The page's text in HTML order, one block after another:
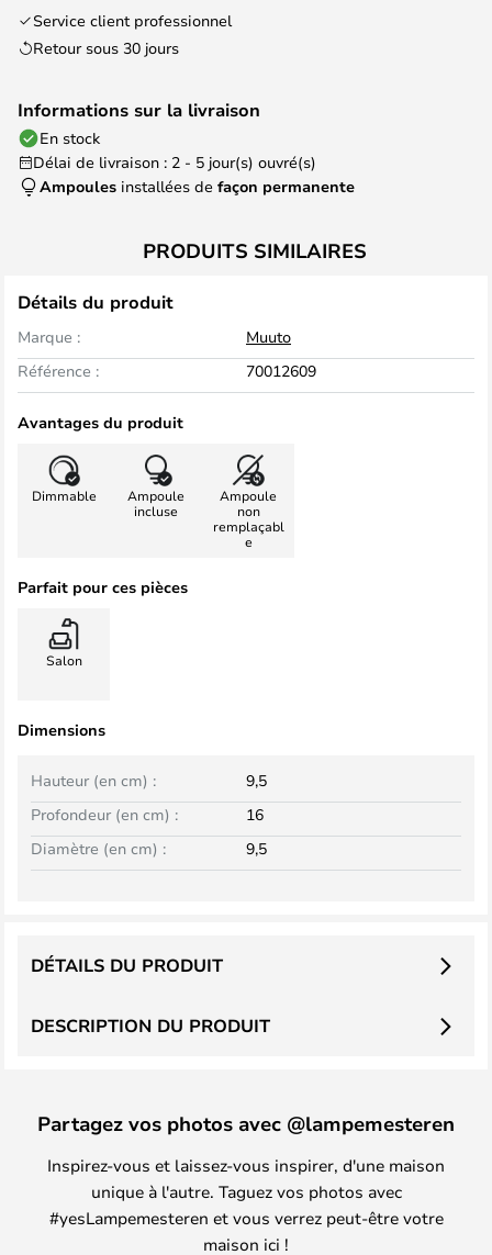
Service client professionnel
Retour sous 30 jours
Informations sur la livraison
En stock
Délai de livraison : 2 - 5 jour(s) ouvré(s)
Ampoules installées de façon permanente
PRODUITS SIMILAIRES
Détails du produit
Marque :
Muuto
Référence :
70012609
Avantages du produit
Dimmable
Ampoule
incluse
Ampoule
non
remplaçabl
e
Parfait pour ces pièces
Salon
Dimensions
Hauteur (en cm) :
9,5
Profondeur (en cm) :
16
Diamètre (en cm) :
9,5
DESCRIPTION DU PRODUIT
DÉTAILS DU PRODUIT
Partagez vos photos avec @lampemesteren
Inspirez-vous et laissez-vous inspirer, d'une maison
unique à l'autre. Taguez vos photos avec
#yesLampemesteren et vous verrez peut-être votre
maison ici !